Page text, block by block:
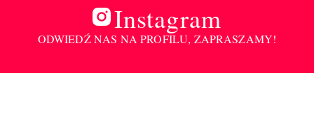
Instagram
ODWIEDŹ NAS NA PROFILU, ZAPRASZAMY!